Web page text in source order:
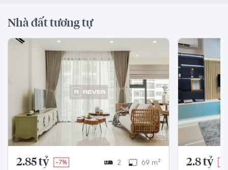
Nhà đất tương tự
2.85 tỷ -7% 2 69 m² 2.8 tỷ